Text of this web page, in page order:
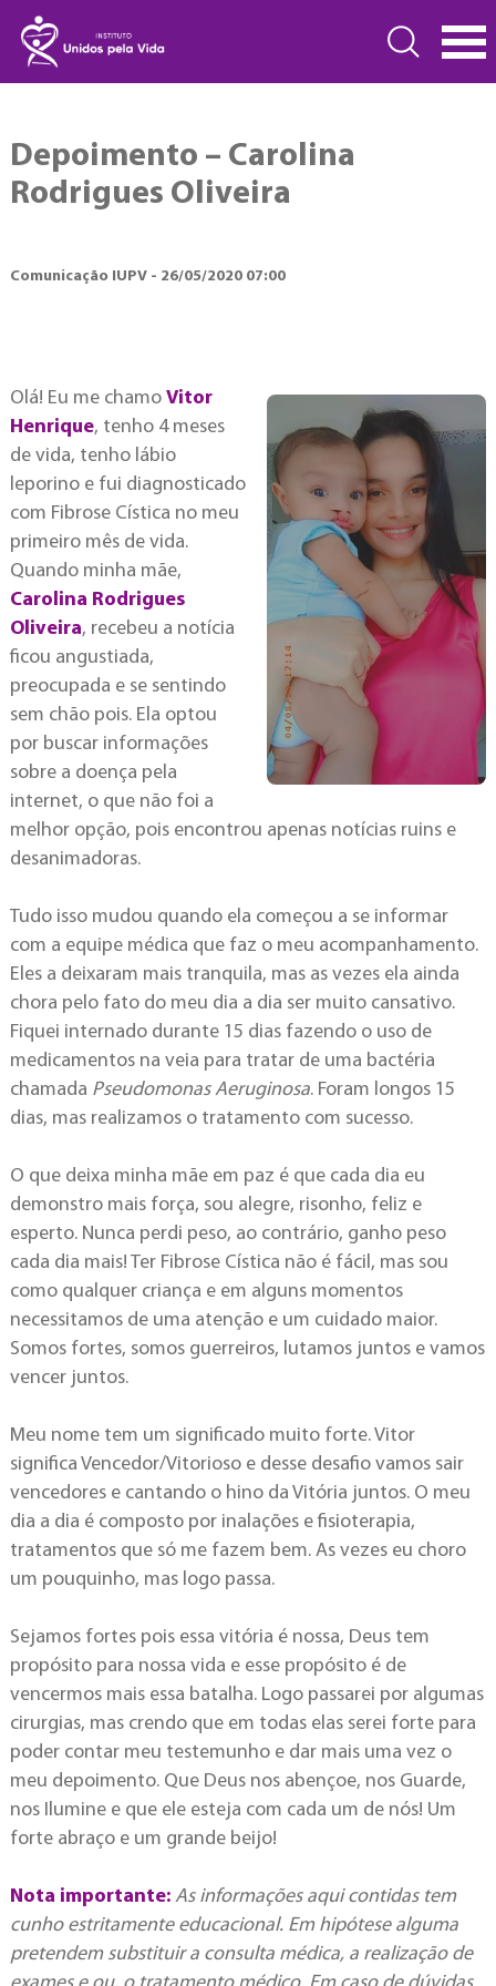
Depoimento – Carolina
Rodrigues Oliveira
Comunicação IUPV - 26/05/2020 07:00
Olá! Eu me chamo Vitor
Henrique, tenho 4 meses
de vida, tenho lábio
leporino e fui diagnosticado
com Fibrose Cística no meu
primeiro mês de vida.
Quando minha mãe,
Carolina Rodrigues
Oliveira, recebeu a notícia
ficou angustiada,
preocupada e se sentindo
sem chão pois. Ela optou
por buscar informações
sobre a doença pela
internet, o que não foi a
melhor opção, pois encontrou apenas notícias ruins e
desanimadoras.
Tudo isso mudou quando ela começou a se informar
com a equipe médica que faz o meu acompanhamento.
Eles a deixaram mais tranquila, mas as vezes ela ainda
chora pelo fato do meu dia a dia ser muito cansativo.
Fiquei internado durante 15 dias fazendo o uso de
medicamentos na veia para tratar de uma bactéria
chamada Pseudomonas Aeruginosa. Foram longos 15
dias, mas realizamos o tratamento com sucesso.
O que deixa minha mãe em paz é que cada dia eu
demonstro mais força, sou alegre, risonho, feliz e
esperto. Nunca perdi peso, ao contrário, ganho peso
cada dia mais! Ter Fibrose Cística não é fácil, mas sou
como qualquer criança e em alguns momentos
necessitamos de uma atenção e um cuidado maior.
Somos fortes, somos guerreiros, lutamos juntos e vamos
vencer juntos.
Meu nome tem um significado muito forte. Vitor
significa Vencedor/Vitorioso e desse desafio vamos sair
vencedores e cantando o hino da Vitória juntos. O meu
dia a dia é composto por inalações e fisioterapia,
tratamentos que só me fazem bem. As vezes eu choro
um pouquinho, mas logo passa.
Sejamos fortes pois essa vitória é nossa, Deus tem
propósito para nossa vida e esse propósito é de
vencermos mais essa batalha. Logo passarei por algumas
cirurgias, mas crendo que em todas elas serei forte para
poder contar meu testemunho e dar mais uma vez o
meu depoimento. Que Deus nos abençoe, nos Guarde,
nos Ilumine e que ele esteja com cada um de nós! Um
forte abraço e um grande beijo!
Nota importante: As informações aqui contidas tem
cunho estritamente educacional. Em hipótese alguma
pretendem substituir a consulta médica, a realização de